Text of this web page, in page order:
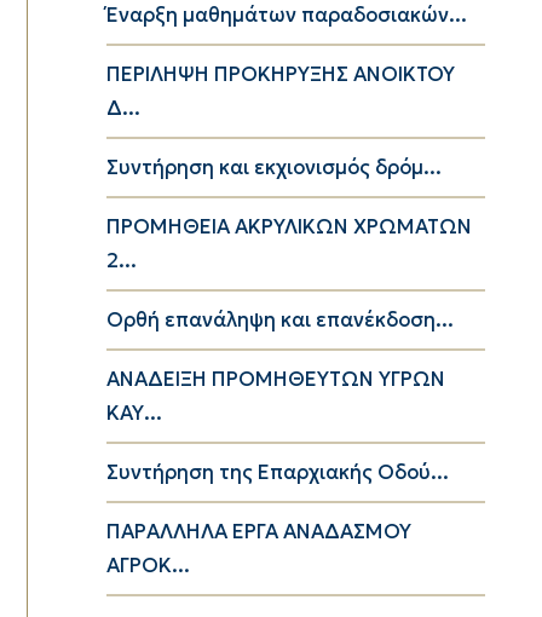
Έναρξη μαθημάτων παραδοσιακών...
ΠΕΡΙΛΗΨΗ ΠΡΟΚΗΡΥΞΗΣ ΑΝΟΙΚΤΟΥ
Δ...
Συντήρηση και εκχιονισμός δρόμ...
ΠΡΟΜΗΘΕΙΑ ΑΚΡΥΛΙΚΩΝ ΧΡΩΜΑΤΩΝ
2...
Ορθή επανάληψη και επανέκδοση...
ΑΝΑΔΕΙΞΗ ΠΡΟΜΗΘΕΥΤΩΝ ΥΓΡΩΝ
ΚΑΥ...
Συντήρηση της Επαρχιακής Οδού...
ΠΑΡΑΛΛΗΛΑ ΕΡΓΑ ΑΝΑΔΑΣΜΟΥ
ΑΓΡΟΚ...